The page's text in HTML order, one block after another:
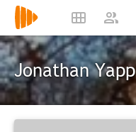
Jonathan Yapp